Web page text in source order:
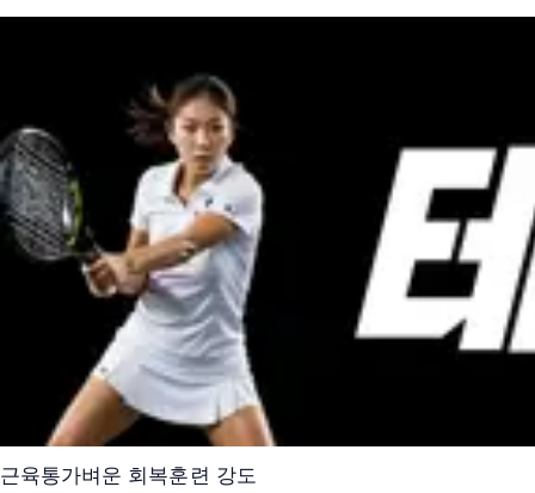
근육통가벼운 회복훈련 강도